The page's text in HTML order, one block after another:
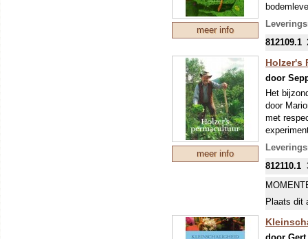
Met
meer info
Maar er
wereld vol
Door
voor een
gezonde,
Het
812109.1
meer info
Holzer's
door
Het
door
met
door veel
De
Door ons
prijs zeer
812110.1
Plaats dit